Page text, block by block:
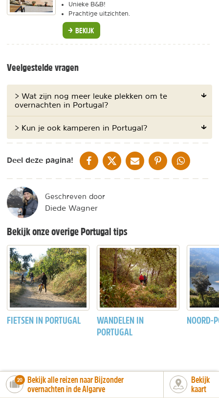
Unieke B&B!
Prachtige uitzichten.
BEKIJK
Veelgestelde vragen
> Wat zijn nog meer leuke plekken om te
overnachten in Portugal?
> Kun je ook kamperen in Portugal?
Deel deze pagina! DELEN OP FACEBOOK
DELEN OP XDELEN VIA DE MAIL
DELEN OP PINTEREST
DELEN OP
Geschreven door
Diede Wagner
Bekijk onze overige Portugal tips
FIETSEN IN PORTUGAL
WANDELEN IN
PORTUGAL
NOORD-
number_of_trips:
20
Bekijk alle reizen naar Bijzonder
overnachten in de Algarve
Bekijk
kaart